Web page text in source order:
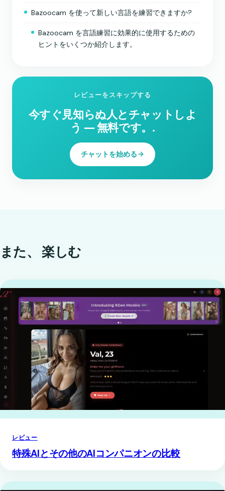
Bazoocam を使って新しい言語を練習できますか?
Bazoocam を言語練習に効果的に使用するための
ヒントをいくつか紹介します。
レビューをスキップする
今すぐ見知らぬ人とチャットしよ
う ― 無料です。.
チャットを始める
また、楽しむ
レビュー
特殊AIとその他のAIコンパニオンの比較